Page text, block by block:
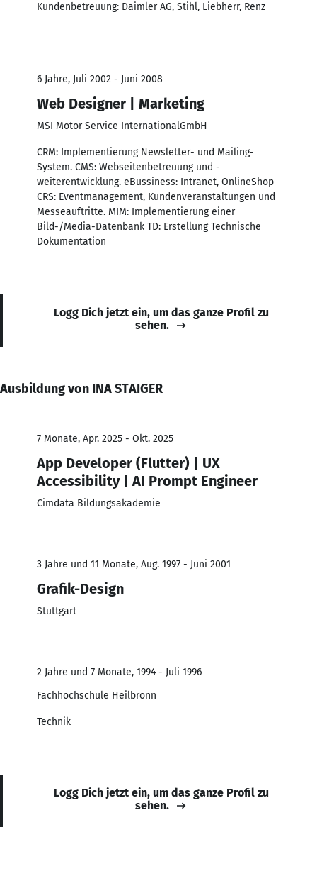
Kundenbetreuung: Daimler AG, Stihl, Liebherr, Renz
6 Jahre, Juli 2002 - Juni 2008
Web Designer | Marketing
MSI Motor Service InternationalGmbH
CRM: Implementierung Newsletter- und Mailing-
System. CMS: Webseitenbetreuung und -
weiterentwicklung. eBussiness: Intranet, OnlineShop
CRS: Eventmanagement, Kundenveranstaltungen und
Messeauftritte. MIM: Implementierung einer
Bild-/Media-Datenbank TD: Erstellung Technische
Dokumentation
Logg Dich jetzt ein, um das ganze Profil zu
sehen.
Ausbildung von INA STAIGER
7 Monate, Apr. 2025 - Okt. 2025
App Developer (Flutter) | UX
Accessibility | AI Prompt Engineer
Cimdata Bildungsakademie
3 Jahre und 11 Monate, Aug. 1997 - Juni 2001
Grafik-Design
Stuttgart
2 Jahre und 7 Monate, 1994 - Juli 1996
Fachhochschule Heilbronn
Technik
Logg Dich jetzt ein, um das ganze Profil zu
sehen.